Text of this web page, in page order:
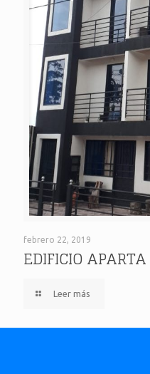
EDIFICIO
febrero 22, 2019
EDIFICIO
Leer más